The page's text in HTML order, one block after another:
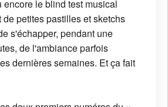
le blind test musical
de petites pastilles et sketchs
s'échapper, pendant une
de l'ambiance parfois
dernières semaines. Et ça fait